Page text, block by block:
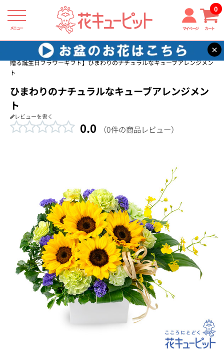
メニュー マイページ カート
0
×
花キューピット 目上の方に贈る誕生日フラワーギフト
【目上の方に
贈る誕生日フラワーギフト】ひまわりのナチュラルなキューブアレンジメン
ト
ひまわりのナチュラルなキューブアレンジメン
ト
レビューを書く
0.0 （0件の商品レビュー）